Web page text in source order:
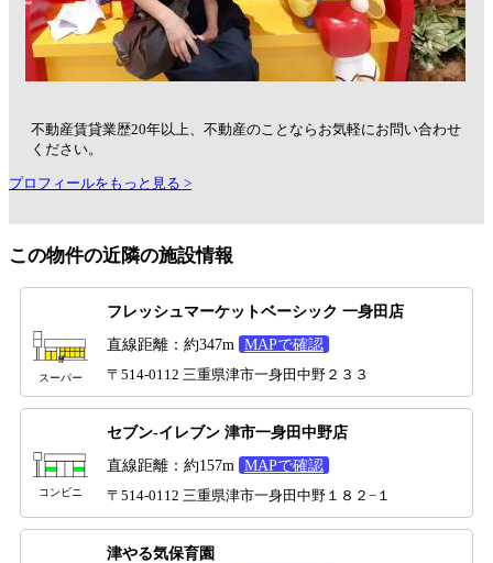
不動産賃貸業歴20年以上、不動産のことならお気軽にお問い合わせ
ください。
プロフィールをもっと見る >
この物件の近隣の施設情報
スーパー
フレッシュマーケットベーシック 一身田店
直線距離：約347m
MAPで確認
〒514-0112 三重県津市一身田中野２３３
コンビニ
セブン-イレブン 津市一身田中野店
直線距離：約157m
MAPで確認
〒514-0112 三重県津市一身田中野１８２−１
津やる気保育園